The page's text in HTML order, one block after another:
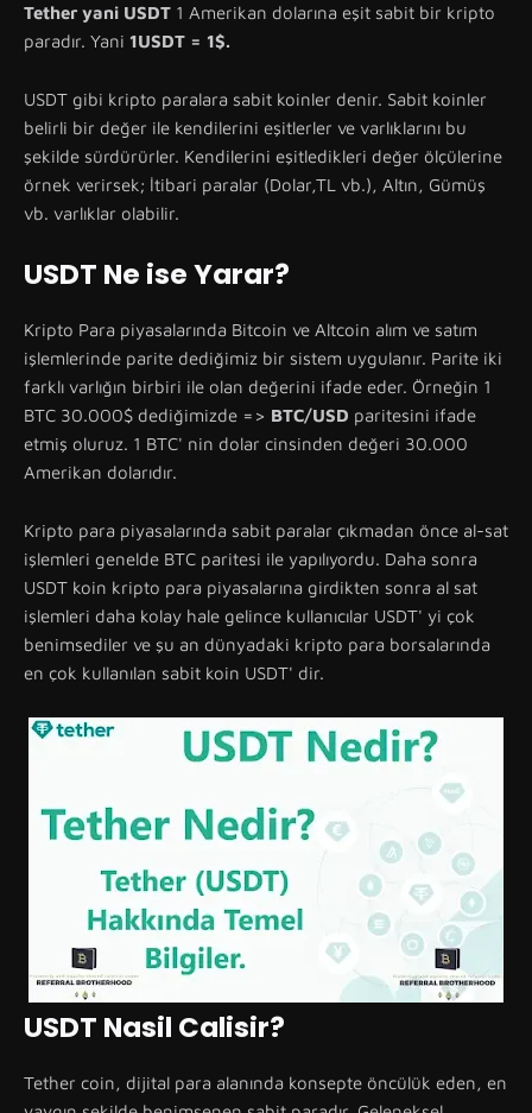
Tether yani USDT 1 Amerikan dolarına eşit sabit bir kripto
paradır. Yani 1USDT = 1$.
USDT gibi kripto paralara sabit koinler denir. Sabit koinler
belirli bir değer ile kendilerini eşitlerler ve varlıklarını bu
şekilde sürdürürler. Kendilerini eşitledikleri değer ölçülerine
örnek verirsek; İtibari paralar (Dolar,TL vb.), Altın, Gümüş
vb. varlıklar olabilir.
USDT Ne ise Yarar?
Kripto Para piyasalarında Bitcoin ve Altcoin alım ve satım
işlemlerinde parite dediğimiz bir sistem uygulanır. Parite iki
farklı varlığın birbiri ile olan değerini ifade eder. Örneğin 1
BTC 30.000$ dediğimizde => BTC/USD paritesini ifade
etmiş oluruz. 1 BTC' nin dolar cinsinden değeri 30.000
Amerikan dolarıdır.
Kripto para piyasalarında sabit paralar çıkmadan önce al-sat
işlemleri genelde BTC paritesi ile yapılıyordu. Daha sonra
USDT koin kripto para piyasalarına girdikten sonra al sat
işlemleri daha kolay hale gelince kullanıcılar USDT' yi çok
benimsediler ve şu an dünyadaki kripto para borsalarında
en çok kullanılan sabit koin USDT' dir.
USDT Nasil Calisir?
Tether coin, dijital para alanında konsepte öncülük eden, en